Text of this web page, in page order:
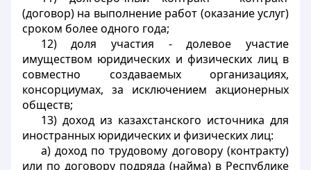
(договор) на выполнение работ (оказание услуг)
сроком более одного года;
12) доля участия - долевое участие
имуществом юридических и физических лиц в
совместно создаваемых организациях,
консорциумах, за исключением акционерных
обществ;
13) доход из казахстанского источника для
иностранных юридических и физических лиц:
а) доход по трудовому договору (контракту)
или по договору подряда (найма) в Республике